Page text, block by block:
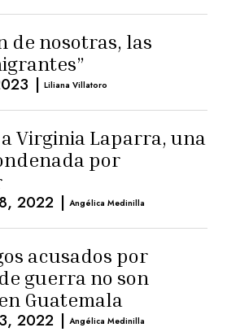
de nosotras, las
| Liliana Villatoro
Virginia Laparra, una
por
2022 | Angélica Medinilla
acusados por
guerra no son
Guatemala
2022 | Angélica Medinilla